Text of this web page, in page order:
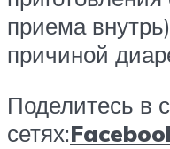
приема
причиной
Поделитесь в
сетях: